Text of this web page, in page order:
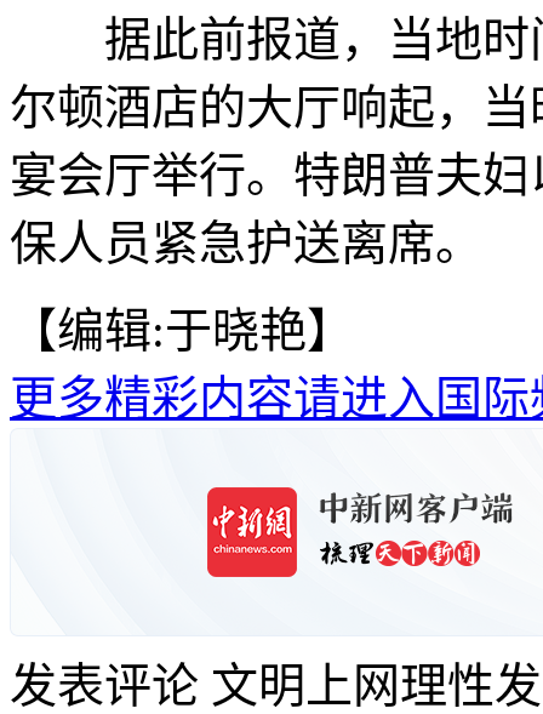
据此前报道，当地时
尔顿酒店的大厅响起，
宴会厅举行。特朗普夫
保人员紧急护送离席。
【编辑:于晓艳】
更多精彩内容请进入国际
发表评论 文明上网理性